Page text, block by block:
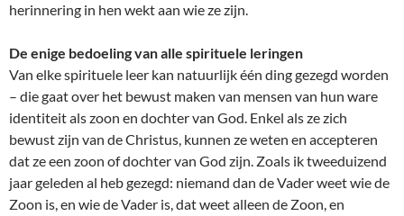
herinnering in hen wekt aan wie ze zijn.
De enige bedoeling van alle spirituele leringen
Van elke spirituele leer kan natuurlijk één ding gezegd worden
– die gaat over het bewust maken van mensen van hun ware
identiteit als zoon en dochter van God. Enkel als ze zich
bewust zijn van de Christus, kunnen ze weten en accepteren
dat ze een zoon of dochter van God zijn. Zoals ik tweeduizend
jaar geleden al heb gezegd: niemand dan de Vader weet wie de
Zoon is, en wie de Vader is, dat weet alleen de Zoon, en